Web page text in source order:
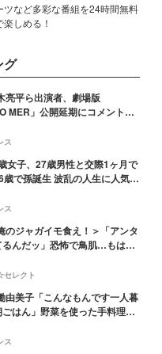
ツなど多彩な番組を24時間無料
楽しめる！
グ
亮平ら出演者、劇場版
MER」公開延期にコメント
とエールを」
ス
女子、27歳男性と交際1ヶ月で
で孫誕生 波乱の人生に人気タ
ス
のジャガイモ食え！＞「アンタ
るんだッ」恐怖で鳥肌…もはや
レクト
由美子「こんなもんです一人暮
ごはん」野菜を使った手料理公
響
ス